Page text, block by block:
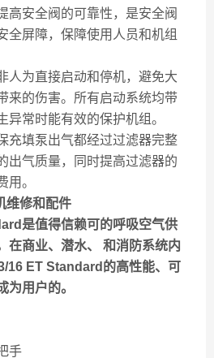
高安全阀的可靠性，是安全阀
全屏障，保障使用人员和机组
人为直接启动和停机，避免大
来的伤害。所有启动系统均带
异常时能有效的保护机组。
充填泵出气都经过过滤器完整
出气质量，同时提高过滤器的
用。
维修和配件
是值得信赖可的呼吸空气供
在商业、潜水、 和消防系统内
16 ET Standard的高性能、可
为用户的。
手